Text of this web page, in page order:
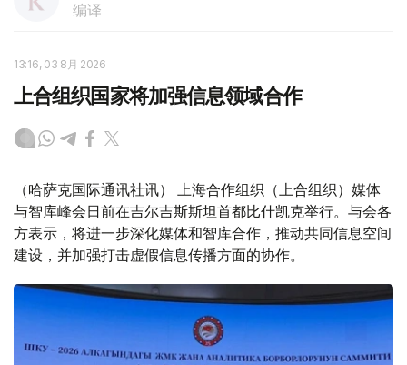
编译
13:16, 03 8月 2026
上合组织国家将加强信息领域合作
（哈萨克国际通讯社讯） 上海合作组织（上合组织）媒体
与智库峰会日前在吉尔吉斯斯坦首都比什凯克举行。与会各
方表示，将进一步深化媒体和智库合作，推动共同信息空间
建设，并加强打击虚假信息传播方面的协作。